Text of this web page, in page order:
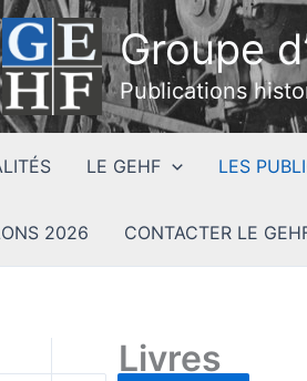
Groupe
Publications
LE GEHF LES
2026 CONTACTER LE
Livres